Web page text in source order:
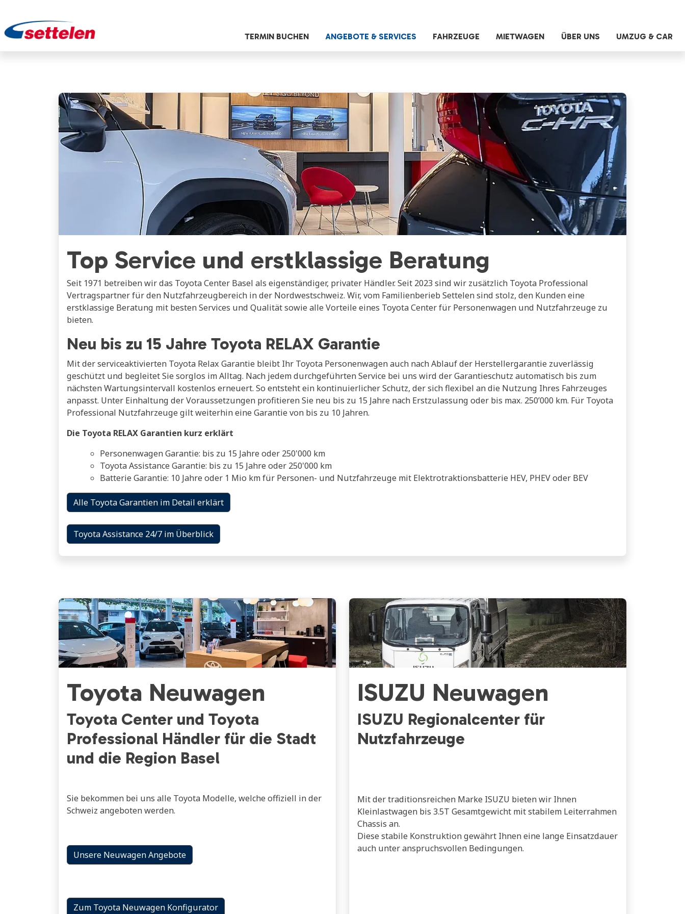
TERMIN BUCHEN ANGEBOTE & SERVICES FAHRZEUGE MIETWAGEN ÜBER UNS UMZUG & CAR
Top Service und erstklassige Beratung
Seit 1971 betreiben wir das Toyota Center Basel als eigenständiger, privater Händler. Seit 2023 sind wir zusätzlich Toyota Professional
Vertragspartner für den Nutzfahrzeugbereich in der Nordwestschweiz. Wir, vom Familienberieb Settelen sind stolz, den Kunden eine
erstklassige Beratung mit besten Services und Qualität sowie alle Vorteile eines Toyota Center für Personenwagen und Nutzfahrzeuge zu
bieten.
Neu bis zu 15 Jahre Toyota RELAX Garantie
Mit der serviceaktivierten Toyota Relax Garantie bleibt Ihr Toyota Personenwagen auch nach Ablauf der Herstellergarantie zuverlässig
geschützt und begleitet Sie sorglos im Alltag. Nach jedem durchgeführten Service bei uns wird der Garantieschutz automatisch bis zum
nächsten Wartungsintervall kostenlos erneuert. So entsteht ein kontinuierlicher Schutz, der sich flexibel an die Nutzung Ihres Fahrzeuges
anpasst. Unter Einhaltung der Voraussetzungen profitieren Sie neu bis zu 15 Jahre nach Erstzulassung oder bis max. 250’000 km. Für Toyota
Professional Nutzfahrzeuge gilt weiterhin eine Garantie von bis zu 10 Jahren.
Die Toyota RELAX Garantien kurz erklärt
Personenwagen Garantie: bis zu 15 Jahre oder 250'000 km
Toyota Assistance Garantie: bis zu 15 Jahre oder 250'000 km
Batterie Garantie: 10 Jahre oder 1 Mio km für Personen- und Nutzfahrzeuge mit Elektrotraktionsbatterie HEV, PHEV oder BEV
Alle Toyota Garantien im Detail erklärt
Toyota Assistance 24/7 im Überblick
Toyota Neuwagen
Toyota Center und Toyota
Professional Händler für die Stadt
und die Region Basel
Sie bekommen bei uns alle Toyota Modelle, welche offiziell in der
Schweiz angeboten werden.
Unsere Neuwagen Angebote
Zum Toyota Neuwagen Konfigurator
ISUZU Neuwagen
ISUZU Regionalcenter für
Nutzfahrzeuge
Mit der traditionsreichen Marke ISUZU bieten wir Ihnen
Kleinlastwagen bis 3.5T Gesamtgewicht mit stabilem Leiterrahmen
Chassis an.
Diese stabile Konstruktion gewährt Ihnen eine lange Einsatzdauer
auch unter anspruchsvollen Bedingungen.